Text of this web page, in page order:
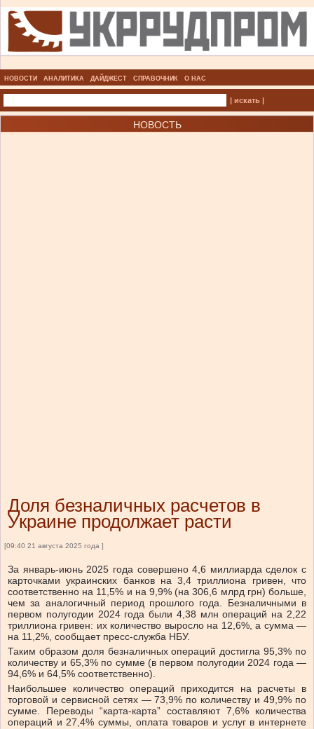
НОВОСТИ АНАЛИТИКА ДАЙДЖЕСТ СПРАВОЧНИК О НАС
| искать |
НОВОСТЬ
Доля безналичных расчетов в
Украине продолжает расти
[09:40 21 августа 2025 года ]
За январь-июнь 2025 года совершено 4,6 миллиарда сделок с
карточками украинских банков на 3,4 триллиона гривен, что
соответственно на 11,5% и на 9,9% (на 306,6 млрд грн) больше,
чем за аналогичный период прошлого года. Безналичными в
первом полугодии 2024 года были 4,38 млн операций на 2,22
триллиона гривен: их количество выросло на 12,6%, а сумма —
на 11,2%, сообщает пресс-служба НБУ.
Таким образом доля безналичных операций достигла 95,3% по
количеству и 65,3% по сумме (в первом полугодии 2024 года —
94,6% и 64,5% соответственно).
Наибольшее количество операций приходится на расчеты в
торговой и сервисной сетях — 73,9% по количеству и 49,9% по
сумме. Переводы “карта-карта” составляют 7,6% количества
операций и 27,4% суммы, оплата товаров и услуг в интернете